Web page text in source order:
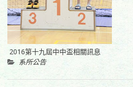
2016第十九屆中中盃相關訊息
系所公告